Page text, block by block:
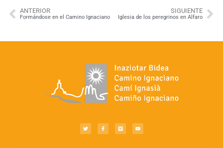
ANTERIOR
Formándose en el Camino Ignaciano
SIGUIENTE
Iglesia de los peregrinos en Alfaro